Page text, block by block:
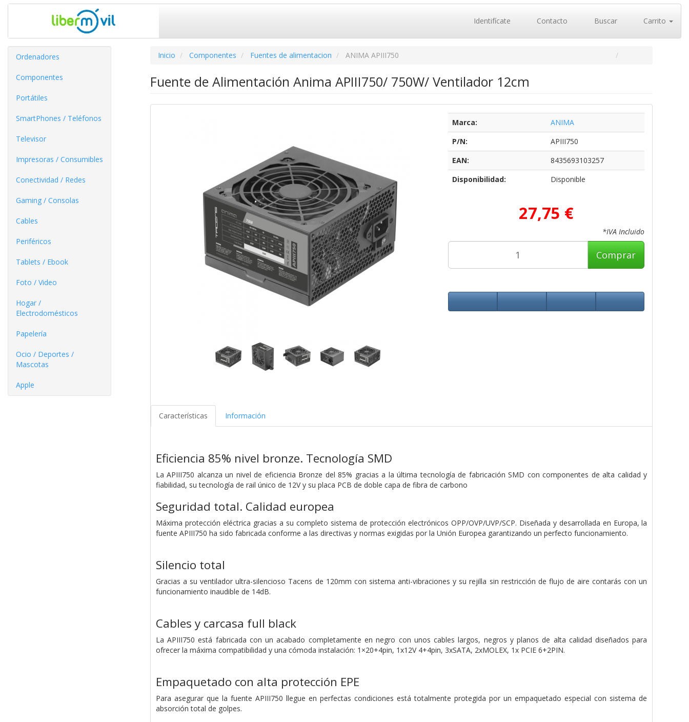
Identifícate Contacto Buscar Carrito
Ordenadores
Componentes
Portátiles
SmartPhones / Teléfonos
Televisor
Impresoras / Consumibles
Conectividad / Redes
Gaming / Consolas
Cables
Periféricos
Tablets / Ebook
Foto / Video
Hogar /
Electrodomésticos
Papelería
Ocio / Deportes /
Mascotas
Apple
Inicio Componentes Fuentes de alimentacion ANIMA APIII750
Fuente de Alimentación Anima APIII750/ 750W/ Ventilador 12cm
Marca:
ANIMA
P/N:
APIII750
EAN:
8435693103257
Disponibilidad:
Disponible
27,75 €
*IVA Incluido
Comprar
Características Información
Eficiencia 85% nivel bronze. Tecnología SMD
La APIII750 alcanza un nivel de eficiencia Bronze del 85% gracias a la última tecnología de fabricación SMD con componentes de alta calidad y
fiabilidad, su tecnología de rail único de 12V y su placa PCB de doble capa de fibra de carbono
Seguridad total. Calidad europea
Máxima protección eléctrica gracias a su completo sistema de protección electrónicos OPP/OVP/UVP/SCP. Diseñada y desarrollada en Europa, la
fuente APIII750 ha sido fabricada conforme a las directivas y normas exigidas por la Unión Europea garantizando un perfecto funcionamiento.
Silencio total
Gracias a su ventilador ultra-silencioso Tacens de 120mm con sistema anti-vibraciones y su rejilla sin restricción de flujo de aire contarás con un
funcionamiento inaudible de 14dB.
Cables y carcasa full black
La APIII750 está fabricada con un acabado completamente en negro con unos cables largos, negros y planos de alta calidad diseñados para
ofrecer la máxima compatibilidad y una cómoda instalación: 1×20+4pin, 1x12V 4+4pin, 3xSATA, 2xMOLEX, 1x PCIE 6+2PIN.
Empaquetado con alta protección EPE
Para asegurar que la fuente APIII750 llegue en perfectas condiciones está totalmente protegida por un empaquetado especial con sistema de
absorción total de golpes.